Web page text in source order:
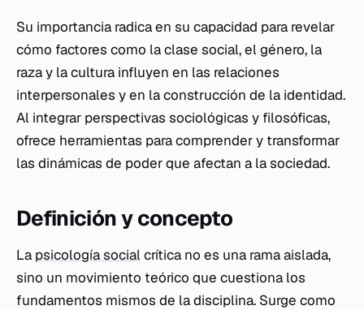
Su importancia radica en su capacidad para revelar
cómo factores como la clase social, el género, la
raza y la cultura influyen en las relaciones
interpersonales y en la construcción de la identidad.
Al integrar perspectivas sociológicas y filosóficas,
ofrece herramientas para comprender y transformar
las dinámicas de poder que afectan a la sociedad.
Definición y concepto
La psicología socialcrítica no es una rama aislada,
sino un movimiento teórico que cuestiona los
fundamentos mismos de la disciplina. Surge como